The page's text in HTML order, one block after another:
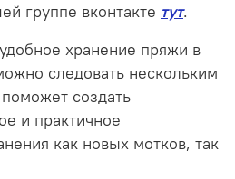
группе вконтакте тут.
хранение пряжи в
следовать нескольким
создать
и практичное
как новых мотков, так